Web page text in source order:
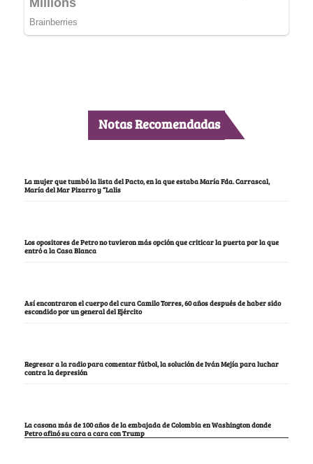
Notas Recomendadas
La mujer que tumbó la lista del Pacto, en la que estaba María Fda. Carrascal,
María del Mar Pizarro y “Lalis
Los opositores de Petro no tuvieron más opción que criticar la puerta por la que
entró a la Casa Blanca
Así encontraron el cuerpo del cura Camilo Torres, 60 años después de haber sido
escondido por un general del Ejército
Regresar a la radio para comentar fútbol, la solución de Iván Mejía para luchar
contra la depresión
La casona más de 100 años de la embajada de Colombia en Washington donde
Petro afinó su cara a cara con Trump